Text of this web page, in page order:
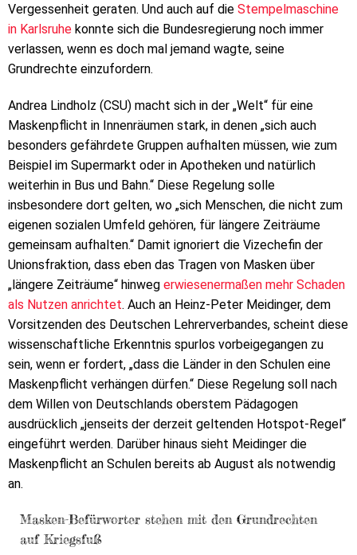
Vergessenheit geraten. Und auch auf die Stempelmaschine
in Karlsruhe konnte sich die Bundesregierung noch immer
verlassen, wenn es doch mal jemand wagte, seine
Grundrechte einzufordern.
Andrea Lindholz (CSU) macht sich in der „Welt“ für eine
Maskenpflicht in Innenräumen stark, in denen „sich auch
besonders gefährdete Gruppen aufhalten müssen, wie zum
Beispiel im Supermarkt oder in Apotheken und natürlich
weiterhin in Bus und Bahn.“ Diese Regelung solle
insbesondere dort gelten, wo „sich Menschen, die nicht zum
eigenen sozialen Umfeld gehören, für längere Zeiträume
gemeinsam aufhalten.“ Damit ignoriert die Vizechefin der
Unionsfraktion, dass eben das Tragen von Masken über
„längere Zeiträume“ hinweg erwiesenermaßen mehr Schaden
als Nutzen anrichtet. Auch an Heinz-Peter Meidinger, dem
Vorsitzenden des Deutschen Lehrerverbandes, scheint diese
wissenschaftliche Erkenntnis spurlos vorbeigegangen zu
sein, wenn er fordert, „dass die Länder in den Schulen eine
Maskenpflicht verhängen dürfen.“ Diese Regelung soll nach
dem Willen von Deutschlands oberstem Pädagogen
ausdrücklich „jenseits der derzeit geltenden Hotspot-Regel“
eingeführt werden. Darüber hinaus sieht Meidinger die
Maskenpflicht an Schulen bereits ab August als notwendig
an.
Masken-Befürworter stehen mit den Grundrechten
auf Kriegsfuß